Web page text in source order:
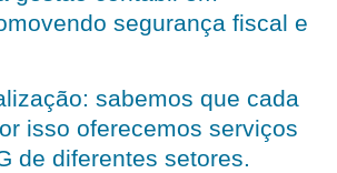
segurança fiscal e
sabemos que cada
isso oferecemos serviços
de diferentes setores.